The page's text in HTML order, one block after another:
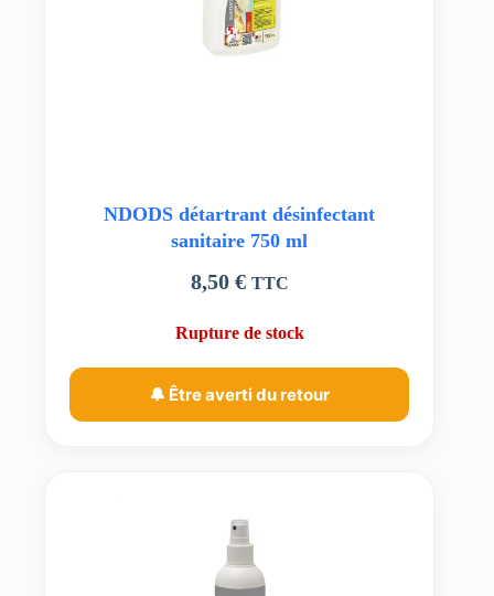
NDODS détartrant désinfectant
sanitaire 750 ml
8,50 € TTC
Rupture de stock
🔔 Être averti du retour